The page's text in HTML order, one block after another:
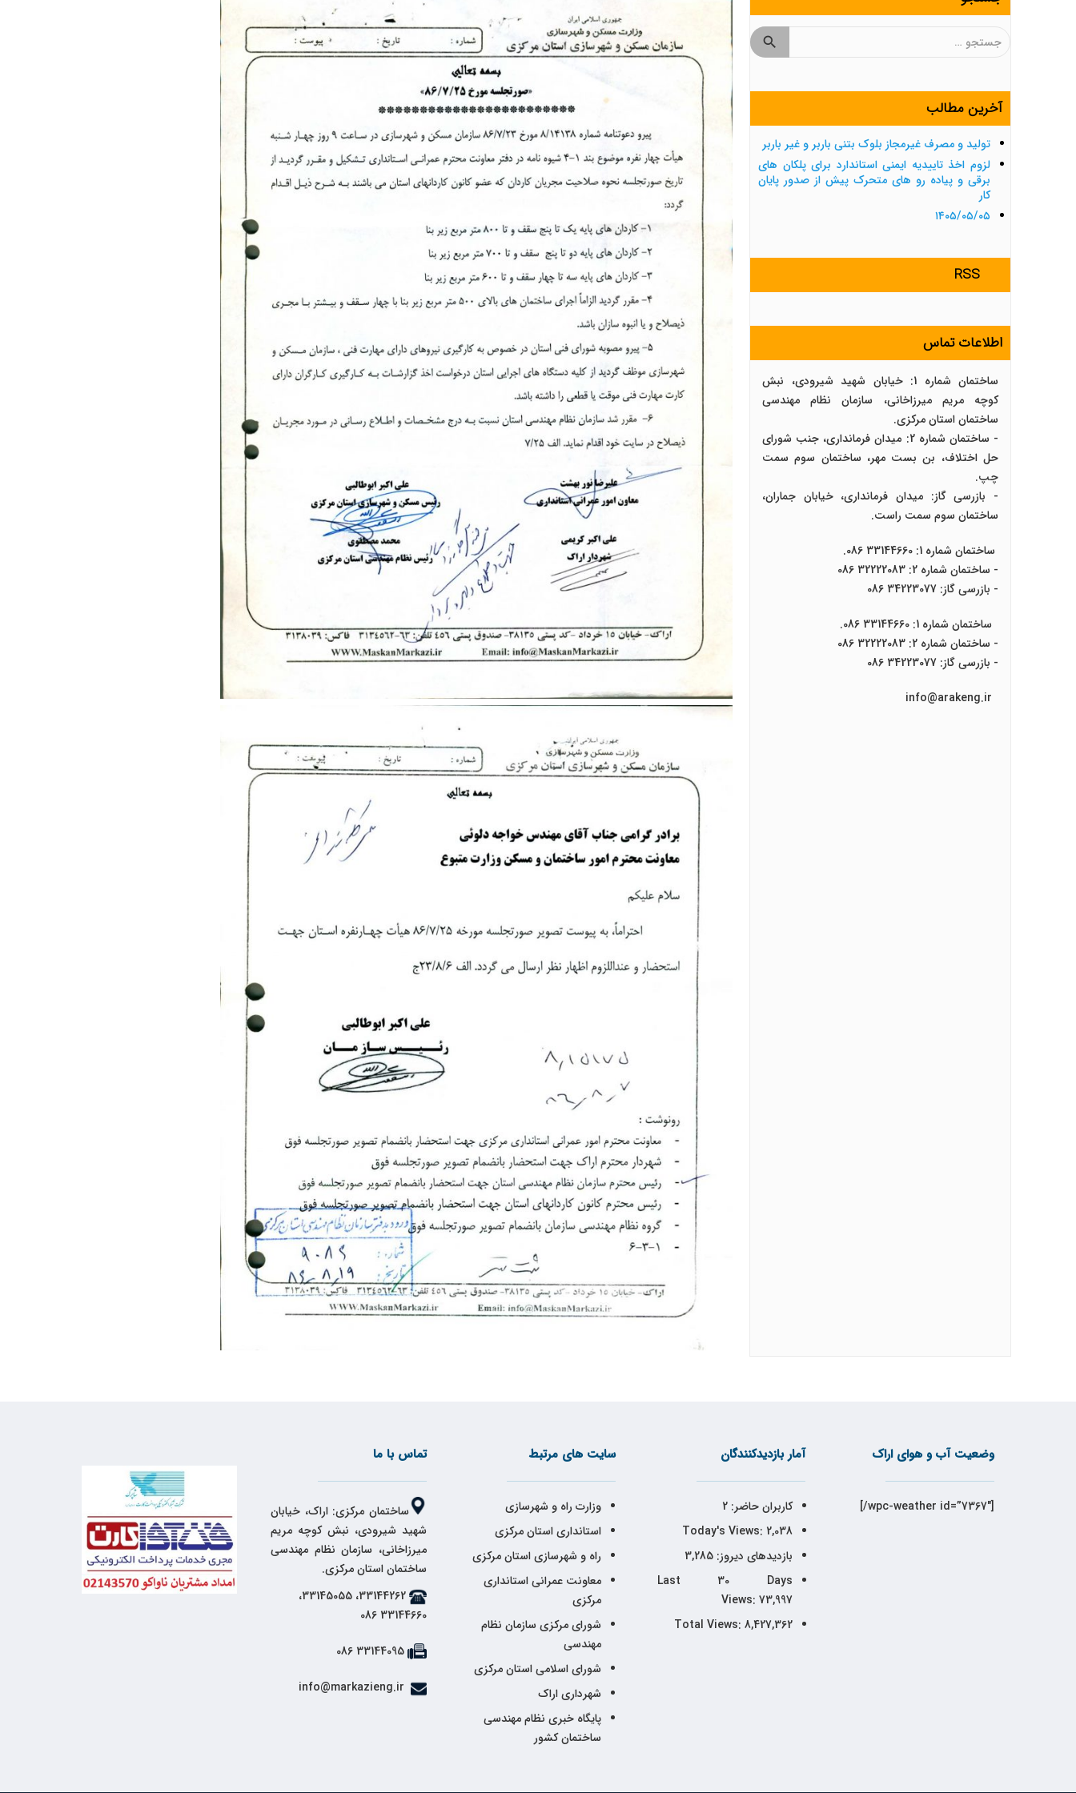
جستجو
آخرین مطالب
تولید و مصرف غیرمجاز بلوک بتنی باربر و غیر باربر
لزوم اخذ تاییدیه ایمنی استاندارد برای پلکان های
برقی و پیاده رو های متحرک پیش از صدور پایان
کار
۱۴۰۵/۰۵/۰۵
RSS
اطلاعات تماس
ساختمان شماره 1: خیابان شهید شیرودی، نبش
کوچه مریم میرزاخانی، سازمان نظام مهندسی
ساختمان استان مرکزی.
- ساختمان شماره 2: میدان فرمانداری، جنب شورای
حل اختلاف، بن بست مهر، ساختمان سوم سمت
چپ.
- بازرسی گاز: میدان فرمانداری، خیابان جماران،
ساختمان سوم سمت راست.
ساختمان شماره 1: 33144660 086.
- ساختمان شماره 2: 32222083 086
- بازرسی گاز: 34223077 086
ساختمان شماره 1: 33144660 086.
- ساختمان شماره 2: 32222083 086
- بازرسی گاز: 34223077 086
وضعیت آب و هوای اراک
[wpc-weather id=”7367″/]
آمار بازدیدکنندگان
کاربران حاضر:2
Today's Views: 2,038
بازدیدهای دیروز:3,285
Last 30 Days
Views: 73,997
Total Views: 8,427,362
سایت های مرتبط
وزارت راه و شهرسازی
استانداری استان مرکزی
راه و شهرسازی استان مرکزی
معاونت عمرانی استانداری
مرکزی
شورای مرکزی سازمان نظام
مهندسی
شورای اسلامی استان مرکزی
شهرداری اراک
پایگاه خبری نظام مهندسی
ساختمان کشور
تماس با ما
ساختمان مرکزی: اراک، خیابان
شهید شیرودی، نبش کوچه مریم
میرزاخانی، سازمان نظام مهندسی
ساختمان استان مرکزی.
33144262، 33145055،
33144660 086
33144095 086